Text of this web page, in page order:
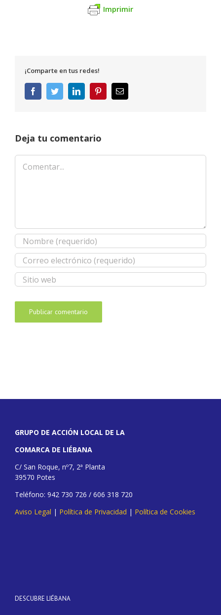
Imprimir
¡Comparte en tus redes!
FacebookTwitterLinkedInPinterestCorreo
electrónico
Deja tu comentario
Comentar
GRUPO DE ACCIÓN LOCAL DE LA
COMARCA DE LIÉBANA
C/ San Roque, nº7, 2ª Planta
39570 Potes
Teléfono: 942 730 726 / 606 318 720
Aviso Legal | Política de Privacidad | Política de Cookies
DESCUBRE LIÉBANA